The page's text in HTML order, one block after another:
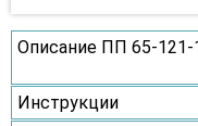
Описание ПП 65-121-
Инструкции